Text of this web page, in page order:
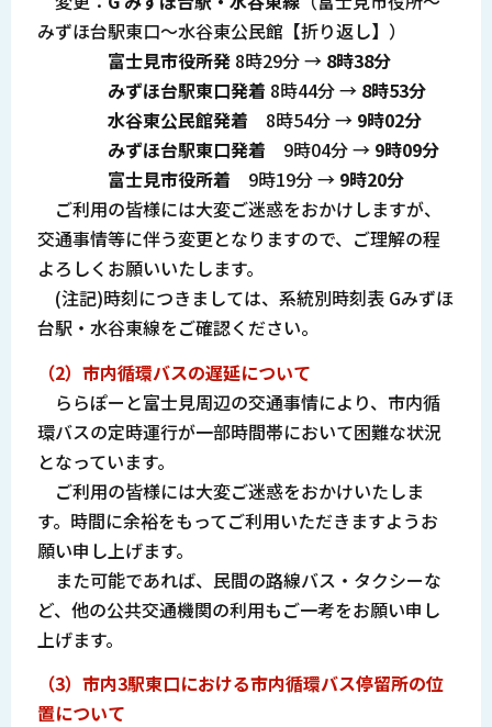
みずほ台駅東口～水谷東公民館【折り返し】）
富士見市役所発8時29分 → 8時38分
みずほ台駅東口発着 8時44分 → 8時53分
水谷東公民館発着 8時54分 → 9時02分
みずほ台駅東口発着 9時04分 → 9時09分
富士見市役所着 9時19分 → 9時20分
ご利用の皆様には大変ご迷惑をおかけしますが、
交通事情等に伴う変更となりますので、ご理解の程
よろしくお願いいたします。
(注記)時刻につきましては、系統別時刻表 Gみずほ
台駅・水谷東線をご確認ください。
（2）市内循環バスの遅延について
ららぽーと富士見周辺の交通事情により、市内循
環バスの定時運行が一部時間帯において困難な状況
となっています。
ご利用の皆様には大変ご迷惑をおかけいたしま
す。時間に余裕をもってご利用いただきますようお
願い申し上げます。
また可能であれば、民間の路線バス・タクシーな
ど、他の公共交通機関の利用もご一考をお願い申し
上げます。
（3） 市内3駅東口における市内循環バス停留所の位
置について